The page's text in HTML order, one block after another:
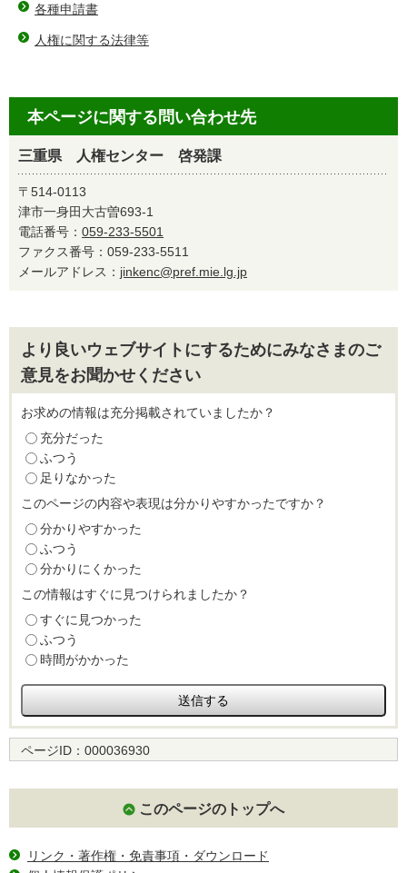
各種申請書
人権に関する法律等
本ページに関する問い合わせ先
三重県 人権センター 啓発課
〒514-0113
津市一身田大古曽693-1
電話番号： 059-233-5501
ファクス番号：059-233-5511
メールアドレス： jinkenc@pref.mie.lg.jp
より良いウェブサイトにするためにみなさまのご
意見をお聞かせください
お求めの情報は充分掲載されていましたか？
充分だった
ふつう
足りなかった
このページの内容や表現は分かりやすかったですか？
分かりやすかった
ふつう
分かりにくかった
この情報はすぐに見つけられましたか？
すぐに見つかった
ふつう
時間がかかった
ページID： 000036930
このページのトップへ
リンク・著作権・免責事項・ダウンロード